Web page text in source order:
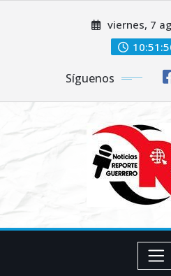
viernes, 7
Síguenos